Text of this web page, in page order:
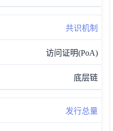
共识机制
访问证明(PoA)
底层链
发行总量